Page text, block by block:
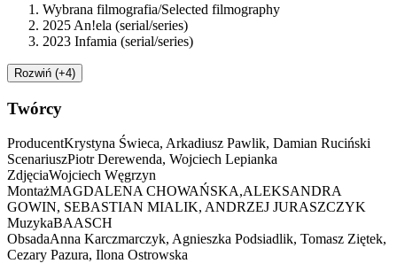
Wybrana filmografia/Selected filmography
2025 An!ela (serial/series)
2023 Infamia (serial/series)
Rozwiń (+4)
Twórcy
ProducentKrystyna Świeca, Arkadiusz Pawlik, Damian Ruciński
ScenariuszPiotr Derewenda, Wojciech Lepianka
ZdjęciaWojciech Węgrzyn
MontażMAGDALENA CHOWAŃSKA,ALEKSANDRA
GOWIN, SEBASTIAN MIALIK, ANDRZEJ JURASZCZYK
MuzykaBAASCH
ObsadaAnna Karczmarczyk, Agnieszka Podsiadlik, Tomasz Ziętek,
Cezary Pazura, Ilona Ostrowska